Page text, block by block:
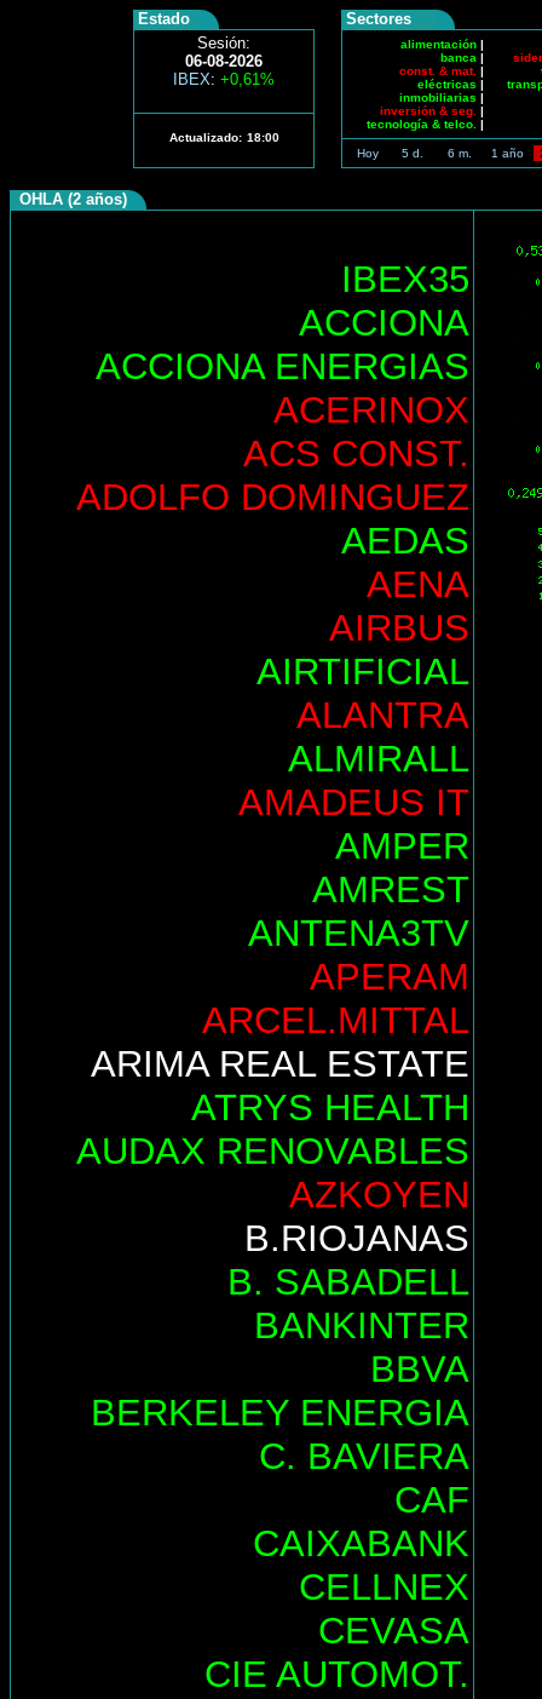
Estado
Sesión:
06-08-2026
IBEX: +0,61%
Actualizado: 18:00
Sectores
alimentación |
banca |
const. & mat. |
eléctricas |
inmobiliarias |
inversión & seg. |
tecnología & telco. |
Hoy 5 d. 6 m. 1 año
OHLA (2 años)
IBEX35
ACCIONA
ACCIONA ENERGIAS
ACERINOX
ACS CONST.
ADOLFO DOMINGUEZ
AEDAS
AENA
AIRBUS
AIRTIFICIAL
ALANTRA
ALMIRALL
AMADEUS IT
AMPER
AMREST
ANTENA3TV
APERAM
ARCEL.MITTAL
ARIMA REAL ESTATE
ATRYS HEALTH
AUDAX RENOVABLES
AZKOYEN
B.RIOJANAS
B. SABADELL
BANKINTER
BBVA
BERKELEY ENERGIA
C. BAVIERA
CAF
CAIXABANK
CELLNEX
CEVASA
CIE AUTOMOT.